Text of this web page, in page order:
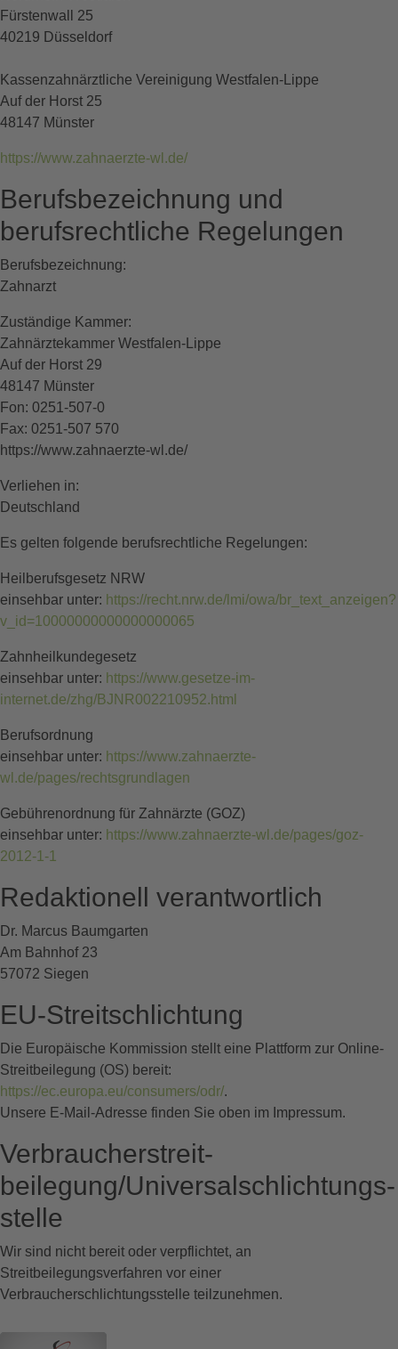
Fürstenwall 25
40219 Düsseldorf
Kassenzahnärztliche Vereinigung Westfalen-Lippe
Auf der Horst 25
48147 Münster
https://www.zahnaerzte-wl.de/
Berufsbezeichnung und
berufsrechtliche Regelungen
Berufsbezeichnung:
Zahnarzt
Zuständige Kammer:
Zahnärztekammer Westfalen-Lippe
Auf der Horst 29
48147 Münster
Fon: 0251-507-0
Fax: 0251-507 570
https://www.zahnaerzte-wl.de/
Verliehen in:
Deutschland
Es gelten folgende berufsrechtliche Regelungen:
Heilberufsgesetz NRW
einsehbar unter: https://recht.nrw.de/lmi/owa/br_text_anzeigen?
v_id=10000000000000000065
Zahnheilkundegesetz
einsehbar unter: https://www.gesetze-im-
internet.de/zhg/BJNR002210952.html
Berufsordnung
einsehbar unter: https://www.zahnaerzte-
wl.de/pages/rechtsgrundlagen
Gebührenordnung für Zahnärzte (GOZ)
einsehbar unter: https://www.zahnaerzte-wl.de/pages/goz-
2012-1-1
Redaktionell verantwortlich
Dr. Marcus Baumgarten
Am Bahnhof 23
57072 Siegen
EU-Streitschlichtung
Die Europäische Kommission stellt eine Plattform zur Online-
Streitbeilegung (OS) bereit:
https://ec.europa.eu/consumers/odr/.
Unsere E-Mail-Adresse finden Sie oben im Impressum.
Verbraucher­streit­
beilegung/Universal­schlichtungs­
stelle
Wir sind nicht bereit oder verpflichtet, an
Streitbeilegungsverfahren vor einer
Verbraucherschlichtungsstelle teilzunehmen.